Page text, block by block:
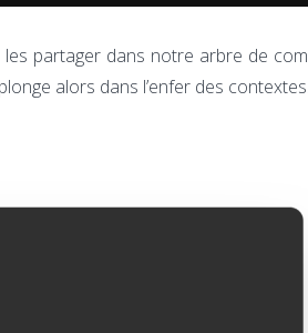
partager dans notre arbre de
alors dans l’enfer des contextes.